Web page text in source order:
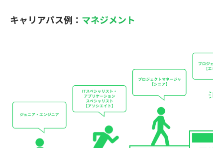
キャリアパス例： マネジメント